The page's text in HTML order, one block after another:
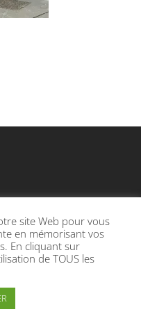
d’association avec l’Etat
DE CONFIDENTIALITÉ
site Web pour vous
en mémorisant vos
En cliquant sur
de TOUS les